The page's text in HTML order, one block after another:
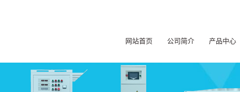
网站首页 公司简介 产品中心